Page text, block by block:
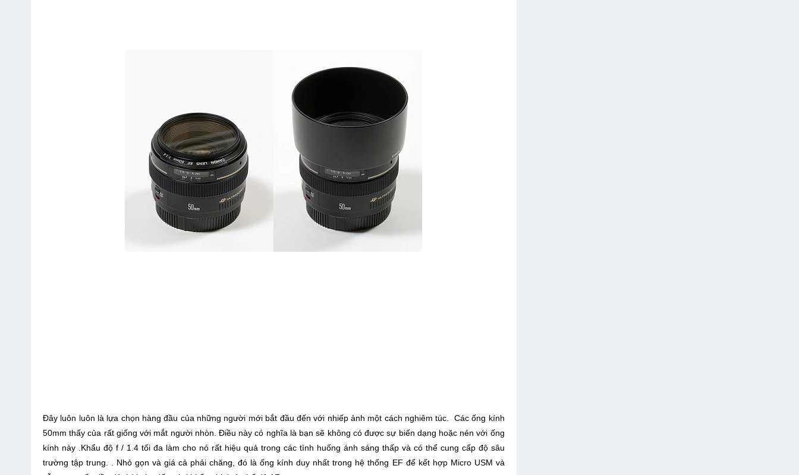
Đây luôn luôn là lựa chọn hàng đầu của những người mới bắt đầu đến với nhiếp ảnh một cách nghiêm túc. Các ống kính
50mm thấy của rất giống với mắt người nhòn. Điều này có nghĩa là bạn sẽ không có được sự biến dạng hoặc nén với ống
kính này .Khẩu độ f / 1.4 tối đa làm cho nó rất hiệu quả trong các tình huống ánh sáng thấp và có thể cung cấp độ sâu
trường tập trung. . Nhỏ gọn và giá cả phải chăng, đó là ống kính duy nhất trong hệ thống EF để kết hợp Micro USM và